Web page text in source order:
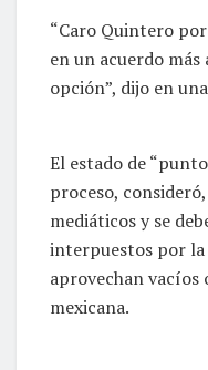
“Caro Quintero
en un acuerdo
opción”, dijo en
El estado de
proceso,
mediáticos y se
interpuestos por la
aprovechan vacíos
mexicana.